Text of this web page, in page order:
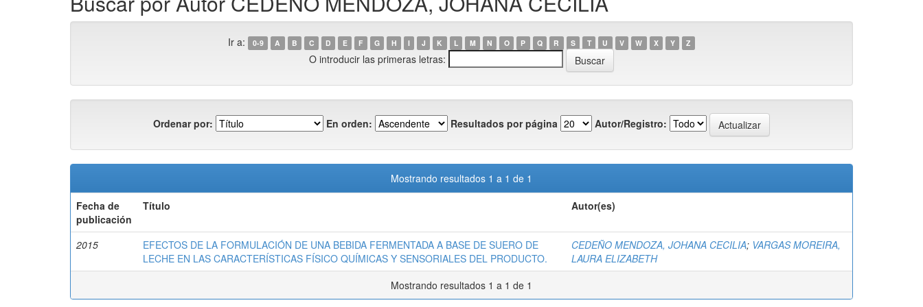
Ir a: 0-9 A B C D E F G H I J K L M N O P Q R S T U V W X Y Z
O introducir las primeras letras:
Ordenar por: En orden: Resultados por página Autor/Registro:
Mostrando resultados 1 a 1 de 1
Fecha de
publicación
Título Autor(es)
2015
EFECTOS DE LA FORMULACIÓN DE UNA BEBIDA FERMENTADA A BASE DE SUERO DE
LECHE EN LAS CARACTERÍSTICAS FÍSICO QUÍMICAS Y SENSORIALES DEL PRODUCTO.
CEDEÑO MENDOZA, JOHANA CECILIA; VARGAS MOREIRA,
LAURA ELIZABETH
Mostrando resultados 1 a 1 de 1